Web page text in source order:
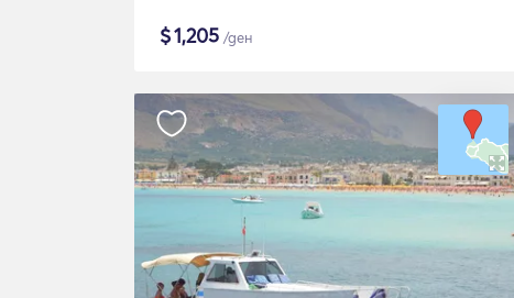
$1,205 /ден